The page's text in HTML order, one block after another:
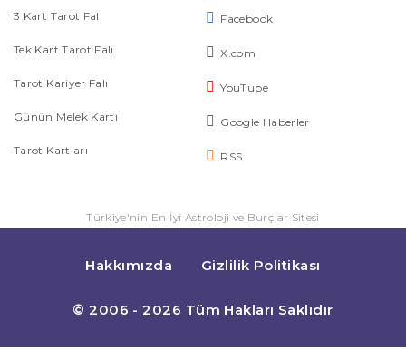
3 Kart Tarot Falı
Tek Kart Tarot Falı
Tarot Kariyer Falı
Günün Melek Kartı
Tarot Kartları
Facebook
X.com
YouTube
Google Haberler
RSS
Türkiye'nin En İyi Astroloji ve Burçlar Sitesi
Hakkımızda Gizlilik Politikası
© 2006 - 2026 Tüm Hakları Saklıdır